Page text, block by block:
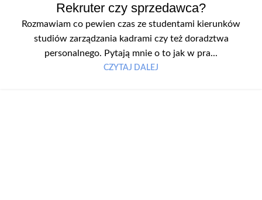
Rekruter czy sprzedawca?
Rozmawiam co pewien czas ze studentami kierunków
studiów zarządzania kadrami czy też doradztwa
personalnego. Pytają mnie o to jak w pra...
CZYTAJ DALEJ